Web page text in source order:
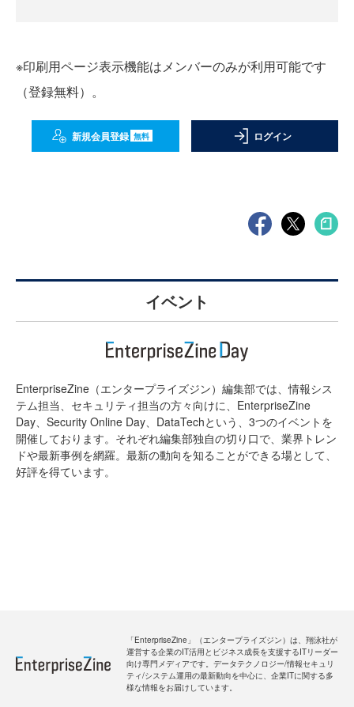
※印刷用ページ表示機能はメンバーのみが利用可能です
（登録無料）。
新規会員登録 無料 ログイン
イベント
EnterpriseZine（エンタープライズジン）編集部では、情報シス
テム担当、セキュリティ担当の方々向けに、EnterpriseZine
Day、Security Online Day、DataTechという、3つのイベントを
開催しております。それぞれ編集部独自の切り口で、業界トレン
ドや最新事例を網羅。最新の動向を知ることができる場として、
好評を得ています。
「EnterpriseZine」（エンタープライズジン）は、翔泳社が
運営する企業のIT活用とビジネス成長を支援するITリーダー
向け専門メディアです。データテクノロジー/情報セキュリ
ティ/システム運用の最新動向を中心に、企業ITに関する多
様な情報をお届けしています。